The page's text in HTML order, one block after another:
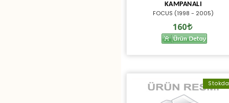
KAMPANALI
FOCUS (1998 - 2005)
160
Stokda